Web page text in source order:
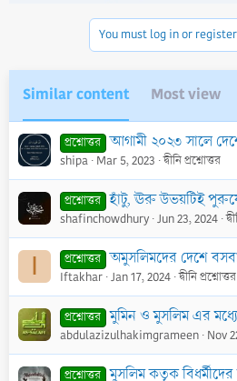
You must log in or
Similar content Most view
প্রশ্নোত্তর আগামী ২০২৩ সালে দেশে দূর্ভিক্ষ দেখা
shipa Mar 5, 2023 দ্বীনি প্রশ্নোত্তর
প্রশ্নোত্তর হাঁটু, ঊরু উভয়টিই পুরুষের সতর
shafinchowdhury Jun 23, 2024
I প্রশ্নোত্তর অমুসলিমদের দেশে
Iftakhar Jan 17, 2024 দ্বীনি প্রশ্নোত্তর
প্রশ্নোত্তর মুমিন ও মুসলিম এর
abdulazizulhakimgrameen Nov
প্রশ্নোত্তর মুসলিম কতৃক বিধর্মীদের